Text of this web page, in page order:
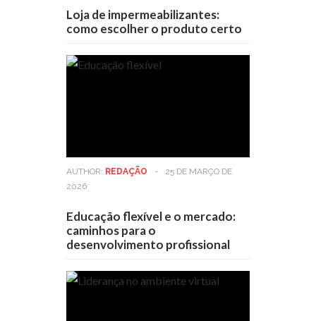
Loja de impermeabilizantes:
como escolher o produto certo
AUTHOR: REDAÇÃO -
25 DE MARÇO DE
2026
Educação flexível e o mercado:
caminhos para o
desenvolvimento profissional